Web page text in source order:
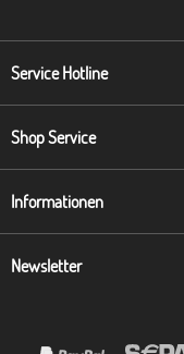
Service Hotline
Shop Service
Informationen
Newsletter